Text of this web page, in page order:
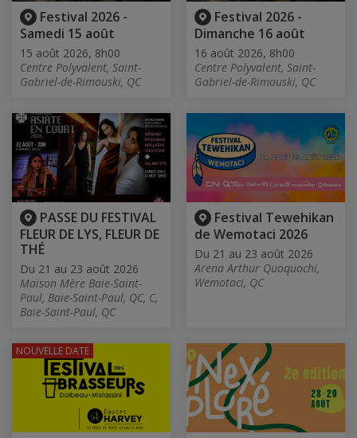
Festival 2026 -
Samedi 15 août
15 août 2026, 8h00
Centre Polyvalent, Saint-
Gabriel-de-Rimouski, QC
Festival 2026 -
Dimanche 16 août
16 août 2026, 8h00
Centre Polyvalent, Saint-
Gabriel-de-Rimouski, QC
PASSE DU FESTIVAL
FLEUR DE LYS, FLEUR DE
THÉ
Du 21 au 23 août 2026
Maison Mère Baie-Saint-
Paul, Baie-Saint-Paul, QC, C,
Baie-Saint-Paul, QC
Festival Tewehikan
de Wemotaci 2026
Du 21 au 23 août 2026
Arena Arthur Quoquochi,
Wemotaci, QC
NOUVELLE DATE